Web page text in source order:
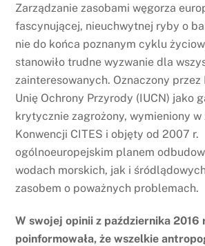
Zarządzanie zasobami węgorza
fascynującej, nieuchwytnej ryby o
nie do końca poznanym cyklu
stanowiło trudne wyzwanie dla
zainteresowanych. Oznaczony
Unię Ochrony Przyrody (IUCN) jako
krytycznie zagrożony, wymieniony w
Konwencji CITES i objęty od 2007 r.
ogólnoeuropejskim planem
wodach morskich, jak i
zasobem o poważnych problemach.
W swojej opinii z października 2016
poinformowała, że wszelkie